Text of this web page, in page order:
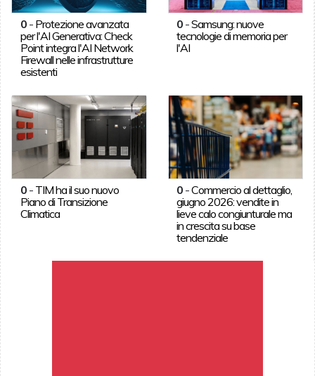
0- Protezione avanzata
per l'AI Generativa: Check
Point integra l'AI Network
Firewall nelle infrastrutture
esistenti
0 -Samsung: nuove
tecnologie di memoria per
l'AI
0- TIM ha il suo nuovo
Piano di Transizione
Climatica
0 -Commercio al dettaglio,
giugno 2026: vendite in
lieve calo congiunturale ma
in crescita su base
tendenziale